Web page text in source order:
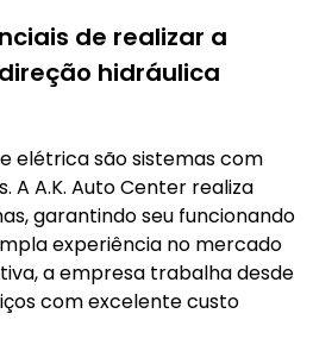
de realizar a
hidráulica
elétrica são sistemas com
A A.K. Auto Center realiza
garantindo seu funcionando
experiência no mercado
a empresa trabalha desde
com excelente custo